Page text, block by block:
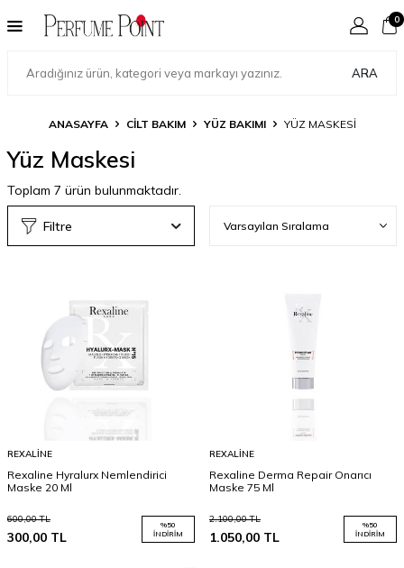
ARA
0
ANASAYFA CILT BAKIM YÜZ BAKIMI YÜZ MASKESI
Yüz Maskesi
Toplam 7 ürün bulunmaktadır.
Filtre
REXALINE
Rexaline Hyralurx Nemlendirici
Maske 20 Ml
600,00TL
300,00 TL
%50
İNDIRIM
REXALINE
Rexaline Derma Repair Onarıcı
Maske 75 Ml
2.100,00TL
1.050,00 TL
%50
İNDIRIM